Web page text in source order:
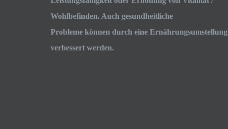
Wohlbefinden. Auch gesundheitliche
Probleme können durch eine Ernährungsumstellung
verbessert werden.